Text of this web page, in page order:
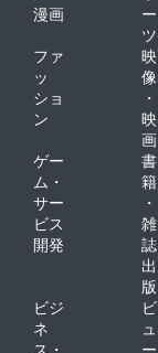
漫画
ー
ツ
ファ
ッ
ショ
ン
映
像
・
映
画
ゲー
ム・
サー
ビス
開発
書
籍
・
雑
誌
出
版
ビジ
ネ
ス・
ビ
ュ
ー